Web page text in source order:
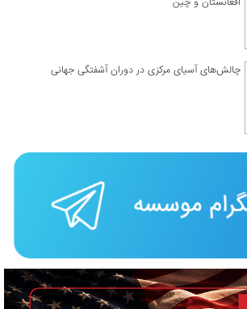
چالش‌های آسیای مرکزی در دوران آشفتگی جهانی